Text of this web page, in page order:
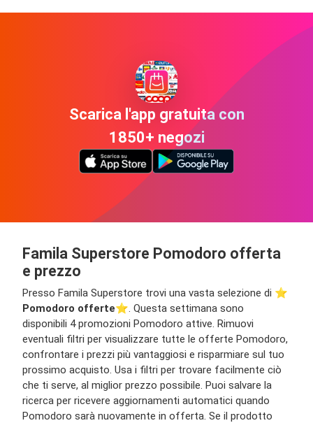
Scarica l'app gratuita con
1850+ negozi
Famila Superstore Pomodoro offerta
e prezzo
Presso Famila Superstore trovi una vasta selezione di ⭐️
Pomodoro offerte⭐️. Questa settimana sono
disponibili 4 promozioni Pomodoro attive. Rimuovi
eventuali filtri per visualizzare tutte le offerte Pomodoro,
confrontare i prezzi più vantaggiosi e risparmiare sul tuo
prossimo acquisto. Usa i filtri per trovare facilmente ciò
che ti serve, al miglior prezzo possibile. Puoi salvare la
ricerca per ricevere aggiornamenti automatici quando
Pomodoro sarà nuovamente in offerta. Se il prodotto